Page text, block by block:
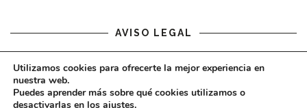
AVISO LEGAL
Aviso legal
Utilizamos cookies para ofrecerte la mejor experiencia en
nuestra web.
Puedes aprender más sobre qué cookies utilizamos o
desactivarlas en los ajustes.